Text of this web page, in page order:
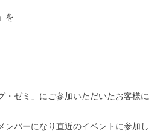
を
・ゼミ」にご参加いただいたお客様に
ンバーになり直近のイベントに参加し